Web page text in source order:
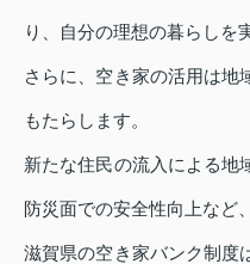
り、自分の理想の暮らしを
さらに、空き家の活用は地
もたらします。
新たな住民の流入による地
防災面での安全性向上など
滋賀県の空き家バンク制度